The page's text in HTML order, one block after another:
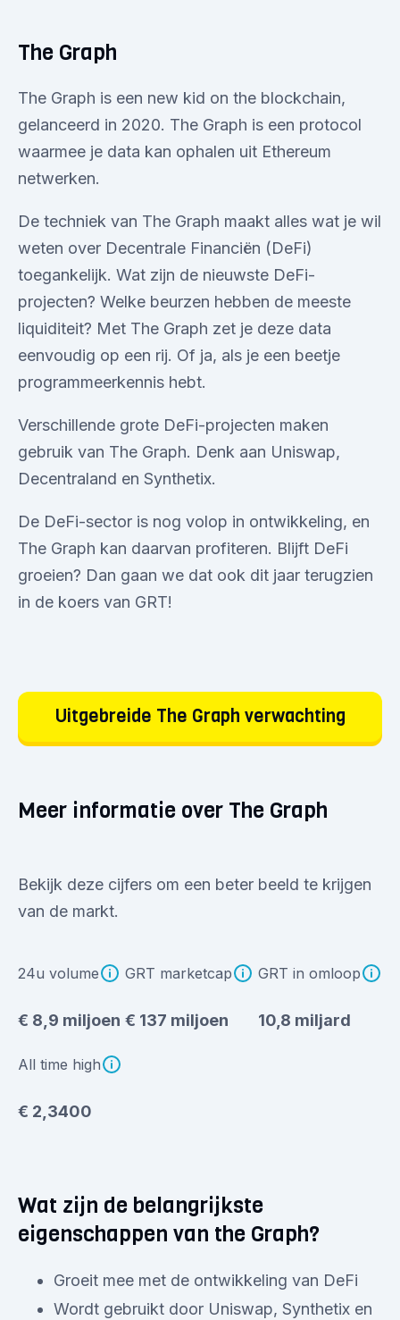
The Graph
The Graph is een new kid on the blockchain,
gelanceerd in 2020. The Graph is een protocol
waarmee je data kan ophalen uit Ethereum
netwerken.
De techniek van The Graph maakt alles wat je wil
weten over Decentrale Financiën (DeFi)
toegankelijk. Wat zijn de nieuwste DeFi-
projecten? Welke beurzen hebben de meeste
liquiditeit? Met The Graph zet je deze data
eenvoudig op een rij. Of ja, als je een beetje
programmeerkennis hebt.
Verschillende grote DeFi-projecten maken
gebruik van The Graph. Denk aan Uniswap,
Decentraland en Synthetix.
De DeFi-sector is nog volop in ontwikkeling, en
The Graph kan daarvan profiteren. Blijft DeFi
groeien? Dan gaan we dat ook dit jaar terugzien
in de koers van GRT!
Uitgebreide The Graph verwachting
Meer informatie over The Graph
Bekijk deze cijfers om een beter beeld te krijgen
van de markt.
24u volume
€ 8,9 miljoen
GRT marketcap
€ 137 miljoen
GRT in omloop
10,8 miljard
All time high
€ 2,3400
Wat zijn de belangrijkste
eigenschappen van the Graph?
Groeit mee met de ontwikkeling van DeFi
Wordt gebruikt door Uniswap, Synthetix en